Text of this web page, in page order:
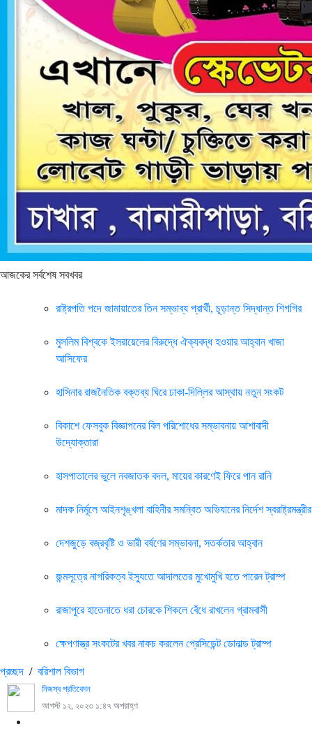
আজকের সর্বশেষ সবখবর
রাষ্ট্রপতি পদে জামায়াতের তিন সম্ভাব্য প্রার্থী, চূড়ান্ত সিদ্ধান্ত শিগগির
মুসলিম বিশ্বকে ইসরায়েলের বিরুদ্ধে ঐক্যবদ্ধ হওয়ার আহ্বান খাজা
আসিফের
হাসিনার রাজনৈতিক বক্তব্য ঘিরে ঢাকা-দিল্লির আস্থায় নতুন সংকট
বিকাশে ফেসবুক বিজ্ঞাপনের বিল পরিশোধের সম্ভাবনায় আশাবাদী
উদ্যোক্তারা
হাসপাতালের ভুলে নবজাতক বদল, মায়ের কারণেই ফিরে পান রানি
মাদক নির্মূলে আইনশৃঙ্খলা বাহিনীর সমন্বিত অভিযানের নির্দেশ স্বরাষ্ট্রমন্ত্রীর
দেশজুড়ে বজ্রবৃষ্টি ও ভারী বর্ষণের সম্ভাবনা, সতর্কতার আহ্বান
জন্মসূত্রে নাগরিকত্ব ইস্যুতে আদালতের মুখোমুখি হতে পারেন ট্রাম্প
রাজাপুরে হাতেনাতে ধরা চোরকে শিকলে বেঁধে রাখলেন গ্রামবাসী
ক্ষেপণাস্ত্র সংকটের খবর নাকচ করলেন প্রেসিডেন্ট ডোনাল্ড ট্রাম্প
প্রচ্ছদ / বরিশাল বিভাগ
নিজস্ব প্রতিবেদন
আগস্ট ১২, ২০২৩ ১:৪৭ অপরাহ্ণ